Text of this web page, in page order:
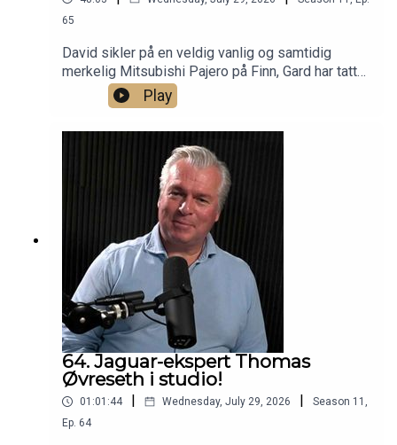
65
David sikler på en veldig vanlig og samtidig
merkelig Mitsubishi Pajero på Finn, Gard har tatt
sin Mercedes SL på verksted for å reparere én
ting og samtidig få en annen ting ødelagt. Og vi
diskuterer feriebiler.
Play
64. Jaguar-ekspert Thomas
Øvreseth i studio!
01:01:44 | Wednesday, July 29, 2026 | Season 11 ,
Ep. 64